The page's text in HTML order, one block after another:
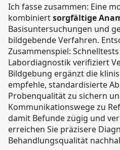
Ich fasse zusammen: Eine
kombiniertsorgfältige
Basisuntersuchungen und
bildgebende Verfahren.
Zusammenspiel:
Labordiagnostik verifiziert
Bildgebung ergänzt die
empfehle, standardisierte
Probenqualität zu sichern
Kommunikationswege zu
damit Befunde zügig und
erreichen Sie präzisere
Behandlungsqualität